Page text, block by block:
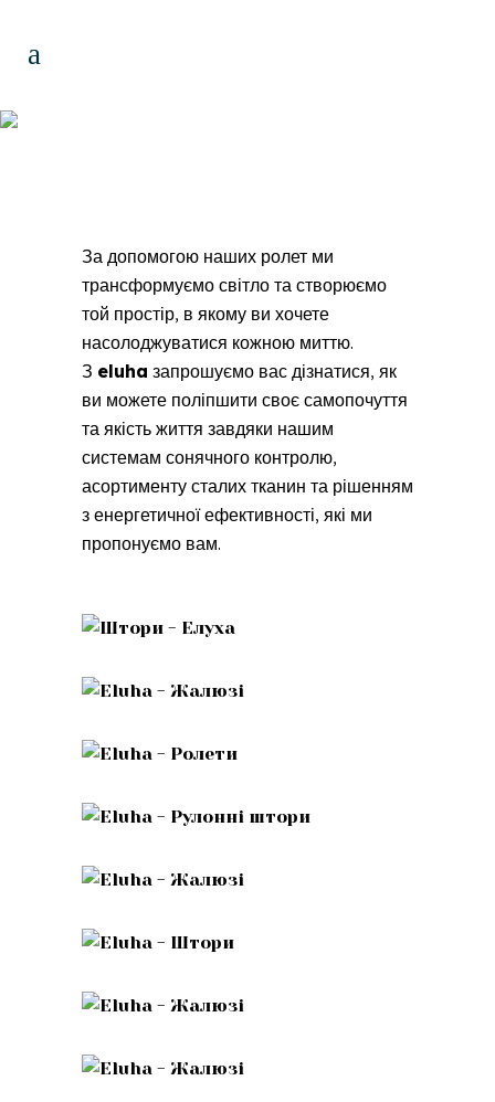
За допомогою наших ролет ми
трансформуємо світло та створюємо
той простір, в якому ви хочете
насолоджуватися кожною миттю.
З eluha запрошуємо вас дізнатися, як
ви можете поліпшити своє самопочуття
та якість життя завдяки нашим
системам сонячного контролю,
асортименту сталих тканин та рішенням
з енергетичної ефективності, які ми
пропонуємо вам.